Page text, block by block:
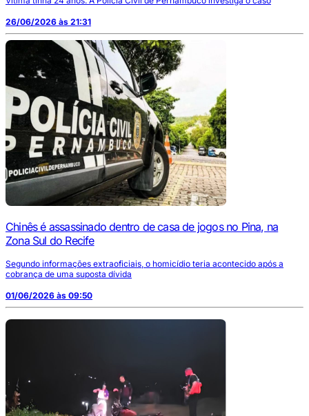
26/06/2026 às 21:31
Chinês é assassinado dentro de casa de jogos no Pina, na
Zona Sul do Recife
Segundo informações extraoficiais, o homicídio teria acontecido após a
cobrança de uma suposta dívida
01/06/2026 às 09:50